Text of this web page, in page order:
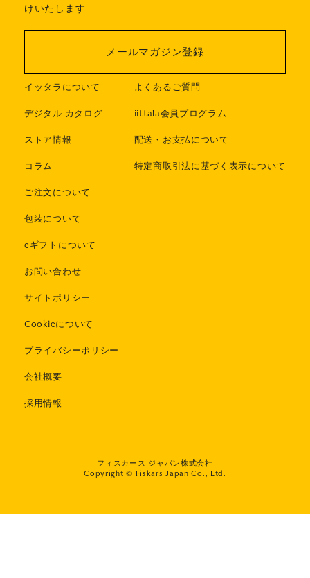
けいたします
メールマガジン登録
イッタラについて
デジタル カタログ
ストア情報
コラム
ご注文について
包装について
eギフトについて
よくあるご質問
iittala会員プログラム
配送・お支払について
特定商取引法に基づく表示について
お問い合わせ
サイトポリシー
Cookieについて
プライバシーポリシー
会社概要
採用情報
フィスカース ジャパン株式会社
Copyright © Fiskars Japan Co., Ltd.